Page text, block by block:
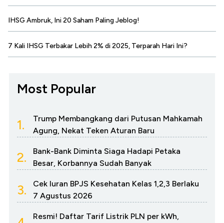
IHSG Ambruk, Ini 20 Saham Paling Jeblog!
7 Kali IHSG Terbakar Lebih 2% di 2025, Terparah Hari Ini?
Most Popular
1.
Trump Membangkang dari Putusan Mahkamah
Agung, Nekat Teken Aturan Baru
2.
Bank-Bank Diminta Siaga Hadapi Petaka
Besar, Korbannya Sudah Banyak
3.
Cek Iuran BPJS Kesehatan Kelas 1,2,3 Berlaku
7 Agustus 2026
Resmi! Daftar Tarif Listrik PLN per kWh,